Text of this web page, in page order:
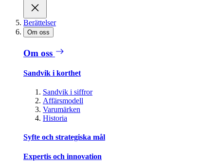
Berättelser
Om oss
Om oss
Sandvik i korthet
Sandvik i siffror
Affärsmodell
Varumärken
Historia
Syfte och strategiska mål
Expertis och innovation